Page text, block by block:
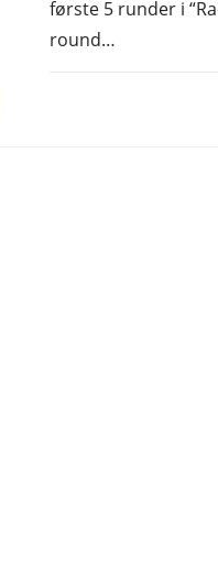
første 5 runder i
round…